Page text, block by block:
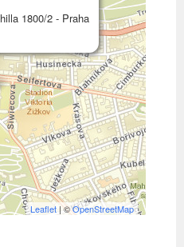
1800/2 - Praha
Leaflet| ©OpenStreetMap